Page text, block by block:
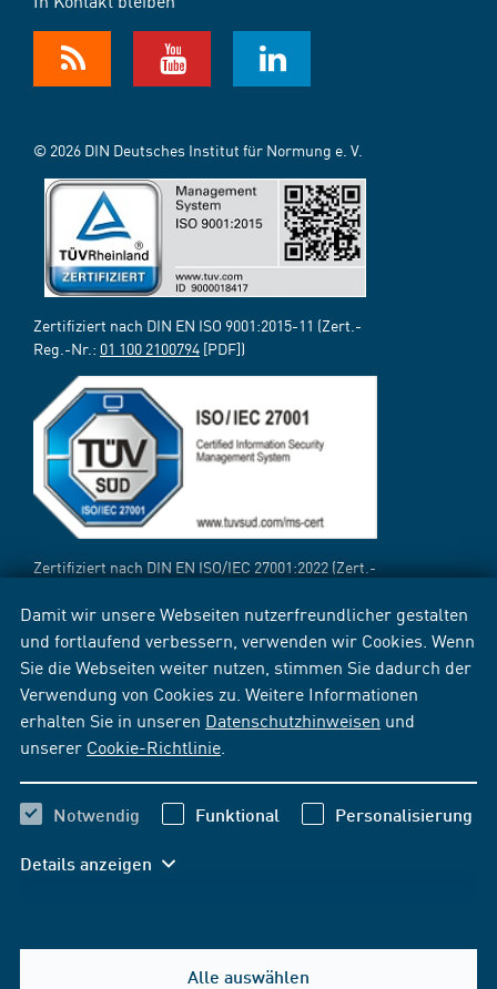
Damit wir unsere Webseiten nutzerfreundlicher gestalten
und fortlaufend verbessern, verwenden wir Cookies. Wenn
Sie die Webseiten weiter nutzen, stimmen Sie dadurch der
Verwendung von Cookies zu. Weitere Informationen
erhalten Sie in unseren Datenschutzhinweisen und
unserer Cookie-Richtlinie
Notwendig Funktional Personalisierung
Details anzeigen
Alle auswählen
© 2026 DIN Deutsches Institut für Normung e. V.
Zertifiziert nach DIN EN ISO 9001:2015-11 (Zert.-
Reg.-Nr.: 01 100 2100794 [PDF])
Zertifiziert nach DIN EN ISO/IEC 27001:2022 (Zert.-